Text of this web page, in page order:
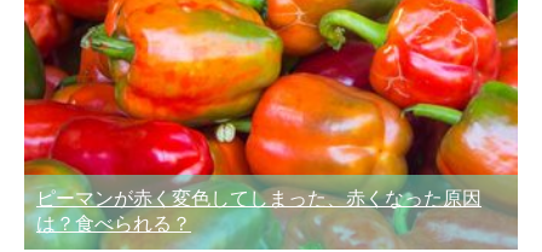
ピーマンが赤く変色してしまった、赤くなった原因
は？食べられる？